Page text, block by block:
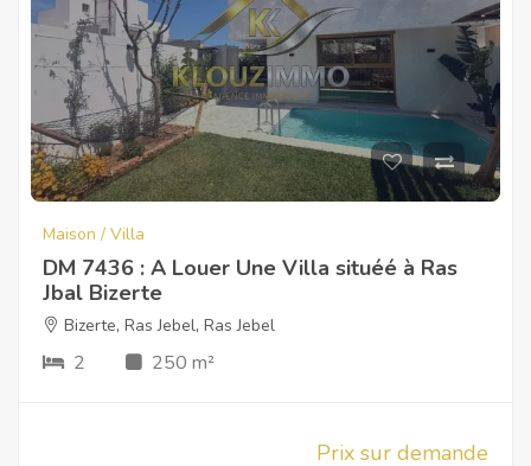
Maison / Villa
DM 7436 : A Louer Une Villa situéé à Ras
Jbal Bizerte
Bizerte, Ras Jebel, Ras Jebel
2 250 m²
Prix sur demande